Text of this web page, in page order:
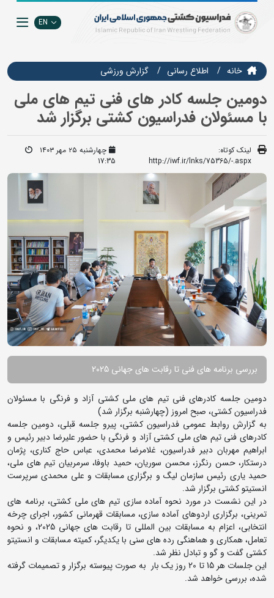
EN
خانه اطلاع رسانی گزارش ورزشی
دومین جلسه کادر های فنی تیم های ملی
با مسئولان فدراسیون کشتی برگزار شد
لینک کوتاه:
http://iwf.ir/lnks/75365/-.aspx
چهارشنبه ۲۵ مهر ۱۴۰۳
17:35
بررسی برنامه های فنی تا رقابت های جهانی 2025
دومین جلسه کادرهای فنی تیم های ملی کشتی آزاد و فرنگی با مسئولان
فدراسیون کشتی، صبح امروز (چهارشنبه برگزار شد)
به گزارش روابط عمومی فدراسیون کشتی، پیرو جلسه قبلی، دومین جلسه
کادرهای فنی تیم های ملی کشتی آزاد و فرنگی با حضور علیرضا دبیر رئیس و
ابراهیم مهربان دبیر فدراسیون، غلامرضا محمدی، عباس حاج کناری، پژمان
درستکار، حسن رنگرز، محسن سوریان، حمید باوفا، سرمربیان تیم های ملی،
حمید یاری رئیس سازمان لیگ و برگزاری مسابقات و علی محمدی سرپرست
انستیتو کشتی برگزار شد.
در این نشست در مورد نحوه آماده سازی تیم های ملی کشتی، برنامه های
تمرینی، برگزاری اردوهای آماده سازی، مسابقات قهرمانی کشور، اجرای چرخه
انتخابی، اعزام به مسابقات بین المللی تا رقابت های جهانی 2025، و نحوه
تعامل، همکاری و هماهنگی رده های سنی با یکدیگر، کمیته مسابقات و انستیتو
کشتی گفت و گو و تبادل نظر شد.
این جلسات هر 15 تا 20 روز یک بار به صورت پیوسته برگزار و تصمیمات گرفته
شده، بررسی خواهد شد.